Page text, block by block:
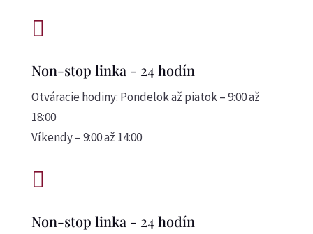

Non-stop linka - 24 hodín
Otváracie hodiny: Pondelok až piatok – 9:00 až
18:00
Víkendy – 9:00 až 14:00

Non-stop linka - 24 hodín